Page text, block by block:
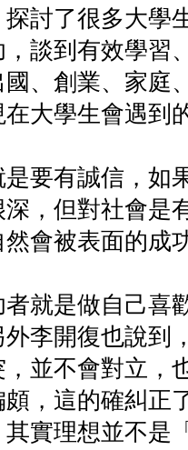
探討了很多大
談到有效學習
、創業、家庭
大學生會遇到
要有誠信，如
，但對社會是
會被表面的成
就是做自己喜
李開復也說到
，並不會對立，
，這的確糾正
實理想並不是